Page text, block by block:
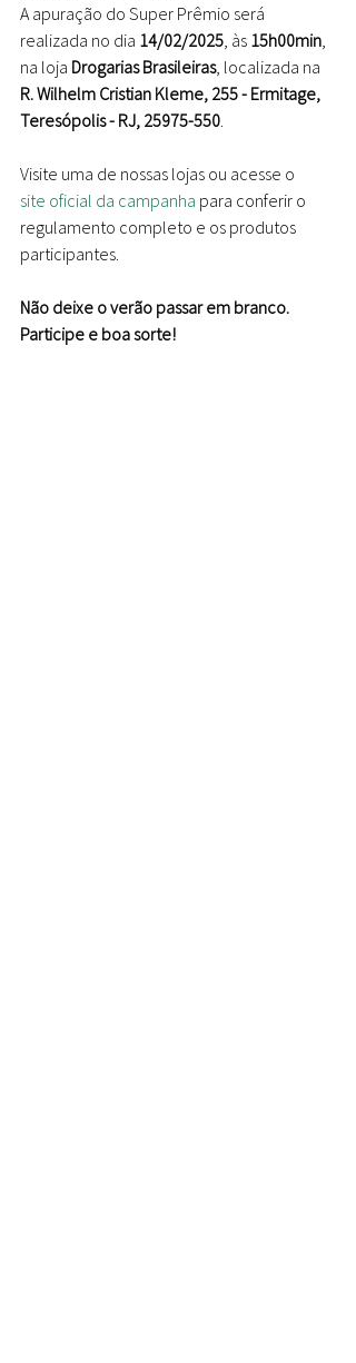
A apuração do Super Prêmio será
realizada no dia 14/02/2025 , às 15h00min
na loja Drogarias Brasileiras, localizada na
R. Wilhelm Cristian Kleme, 255 - Ermitage,
Teresópolis - RJ, 25975-550
Visite uma de nossas lojas ou acesse o
site oficial da campanha para conferir o
regulamento completo e os produtos
participantes.
Não deixe o verão passar em branco.
Participe e boa sorte!